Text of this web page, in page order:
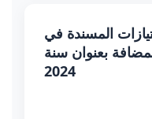
المسندة في
بعنوان سنة
2024